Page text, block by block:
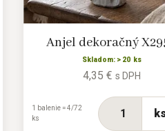
Anjel dekoračný
Skladom: > 20 ks
4,35 € s DPH
1 balenie = 4/72
ks